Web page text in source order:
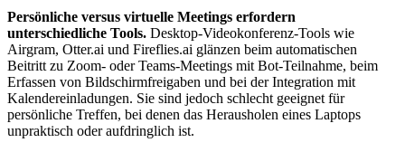
Persönliche versus virtuelle Meetings erfordern
unterschiedliche Tools. Desktop-Videokonferenz-Tools wie
Airgram, Otter.ai und Fireflies.ai glänzen beim automatischen
Beitritt zu Zoom- oder Teams-Meetings mit Bot-Teilnahme, beim
Erfassen von Bildschirmfreigaben und bei der Integration mit
Kalendereinladungen. Sie sind jedoch schlecht geeignet für
persönliche Treffen, bei denen das Herausholen eines Laptops
unpraktisch oder aufdringlich ist.